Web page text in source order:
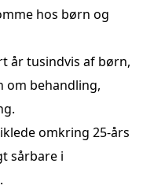
hos børn og
år tusindvis af børn,
om behandling,
omkring 25-års
sårbare i